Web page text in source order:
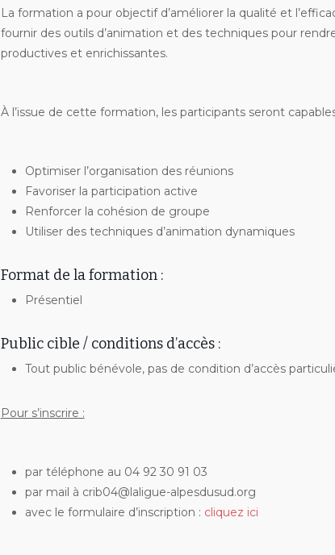
La formation a pour objectif d’améliorer la qualité et
fournir des outils d’animation et des techniques pour
productives et enrichissantes.
À l’issue de cette formation, les participants seront
Optimiser l’organisation des réunions
Favoriser la participation active
Renforcer la cohésion de groupe
Utiliser des techniques d’animation dynamiques
Format de la formation :
Présentiel
Public cible / conditions d’accès :
Tout public bénévole, pas de condition d’accès
Pour s’inscrire :
par téléphone au 04 92 30 91 03
par mail à crib04@laligue-alpesdusud.org
avec le formulaire d’inscription : cliquez ici